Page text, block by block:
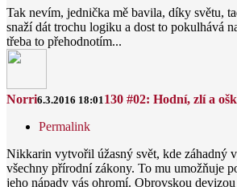
Tak nevím, jednička mě bavila, díky světu,
snaží dát trochu logiku a dost to pokulhává
třeba to přehodnotím...
Norri6.3.2016 18:01130 #02: Hodní, zlí a
Permalink
Nikkarin vytvořil úžasný svět, kde záhadný
všechny přírodní zákony. To mu umožňuje
jeho nápady vás ohromí. Obrovskou